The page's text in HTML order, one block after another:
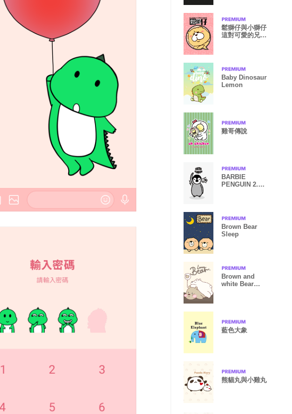
鬆獅仔與小獅仔
這對可愛的兄弟
Baby Dinosaur
Lemon
雞哥傳說
BARBIE
PENGUIN 2.0
Brown Bear
Sleep
Brown and
white Bear
藍色大象
熊貓丸與小雞丸